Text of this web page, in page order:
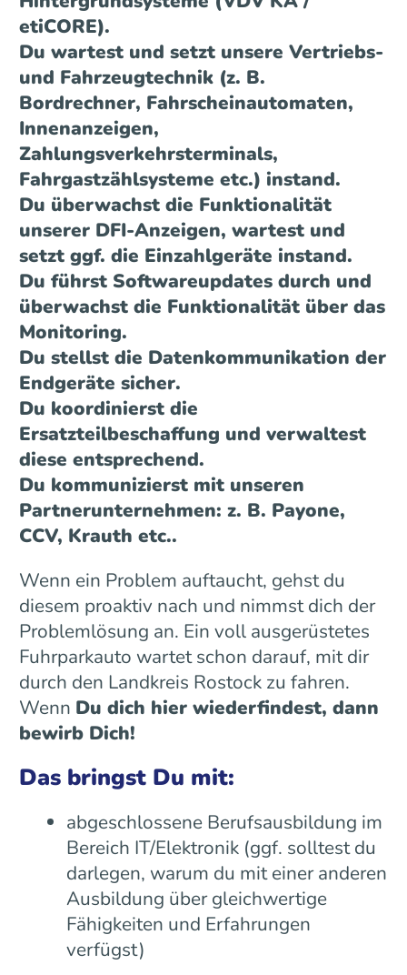
etiCORE).
Du wartest und setzt unsere Vertriebs-
und Fahrzeugtechnik (z. B.
Bordrechner, Fahrscheinautomaten,
Innenanzeigen,
Zahlungsverkehrsterminals,
Fahrgastzählsysteme etc.) instand.
Du überwachst die Funktionalität
unserer DFI-Anzeigen, wartest und
setzt ggf. die Einzahlgeräte instand.
Du führst Softwareupdates durch und
überwachst die Funktionalität über das
Monitoring.
Du stellst die Datenkommunikation der
Endgeräte sicher.
Du koordinierst die
Ersatzteilbeschaffung und verwaltest
diese entsprechend.
Du kommunizierst mit unseren
Partnerunternehmen: z. B. Payone,
CCV, Krauth etc..
Wenn ein Problem auftaucht, gehst du
diesem proaktiv nach und nimmst dich der
Problemlösung an. Ein voll ausgerüstetes
Fuhrparkauto wartet schon darauf, mit dir
durch den Landkreis Rostock zu fahren.
Wenn Du dich hier wiederfindest, dann
bewirb Dich!
Das bringst Du mit:
abgeschlossene Berufsausbildung im
Bereich IT/Elektronik (ggf. solltest du
darlegen, warum du mit einer anderen
Ausbildung über gleichwertige
Fähigkeiten und Erfahrungen
verfügst)